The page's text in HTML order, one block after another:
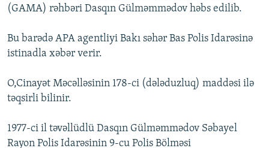
MULTIMEDIA
VIDEO
FOTOQALEREYA
İNFOQRAFIKA
KARIKATURA
RADIO ARXIV
OXU ZALI
AZƏRBAYCAN ƏDƏBIYYATI KITABXANASI
İSLAM VƏ DEMOKRATIYA
İZ - MƏDƏNIYYƏT PROQRAMI
HAQQIMIZDA
MISSIYAMIZ
PEŞƏ ETIKASI VƏ JURNALISTIKA STANDARTLARIMIZ
MATERIALLARIMIZDAN ISTIFADƏ
AZADLIQRADIOSU MOBIL TELEFONUNUZDA
BIZI IZLƏ
RFE/RL-in bütün saytları
(GAMA) rəhbəri Dasqın Gülməmmədov həbs edilib.
Bu barədə APA agentliyi Bakı səhər Bas Polis Idarəsinə
istinadla xəbər verir.
O,Cinayət Məcəlləsinin 178-ci (dələduzluq) maddəsi ilə
təqsirli bilinir.
1977-ci il təvəllüdlü Dasqın Gülməmmədov Səbayel
Rayon Polis Idarəsinin 9-cu Polis Bölməsi